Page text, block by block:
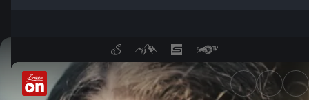
Wie sind unsere Münzen